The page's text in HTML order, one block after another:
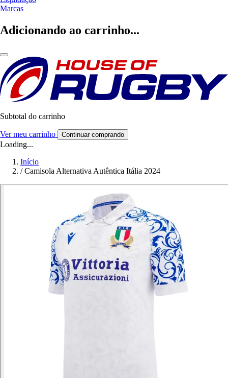
Marcas
Adicionando ao carrinho...
Subtotal do carrinho
Ver meu carrinho Continuar comprando
Loading...
Início
/ Camisola Alternativa Autêntica Itália 2024